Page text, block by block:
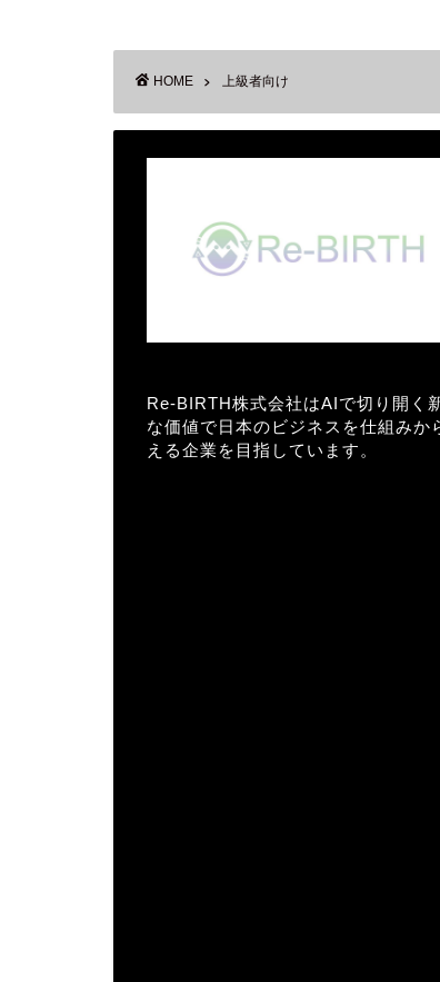
HOME 上級者向け
Re-BIRTH株式会社はAIで切り開く
な価値で日本のビジネスを仕組みか
える企業を目指しています。